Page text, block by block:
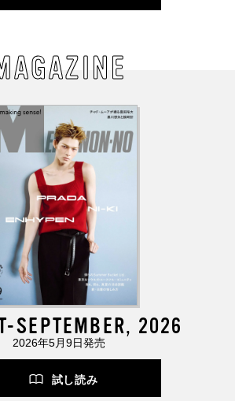
SEPTEMBER, 2026
2026年5月9日発売
試し読み